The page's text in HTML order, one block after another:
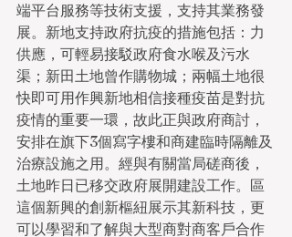
端平台服務等技術支援，支持其業務發
展。新地支持政府抗疫的措施包括：力
供應，可輕易接駁政府食水喉及污水
渠；新田土地曾作購物城；兩幅土地很
快即可用作興新地相信接種疫苗是對抗
疫情的重要一環，故此正與政府商討，
安排在旗下3個寫字樓和商建臨時隔離及
治療設施之用。經與有關當局磋商後，
土地昨日已移交政府展開建設工作。區
這個新興的創新樞紐展示其新科技，更
可以學習和了解與大型商對商客戶合作